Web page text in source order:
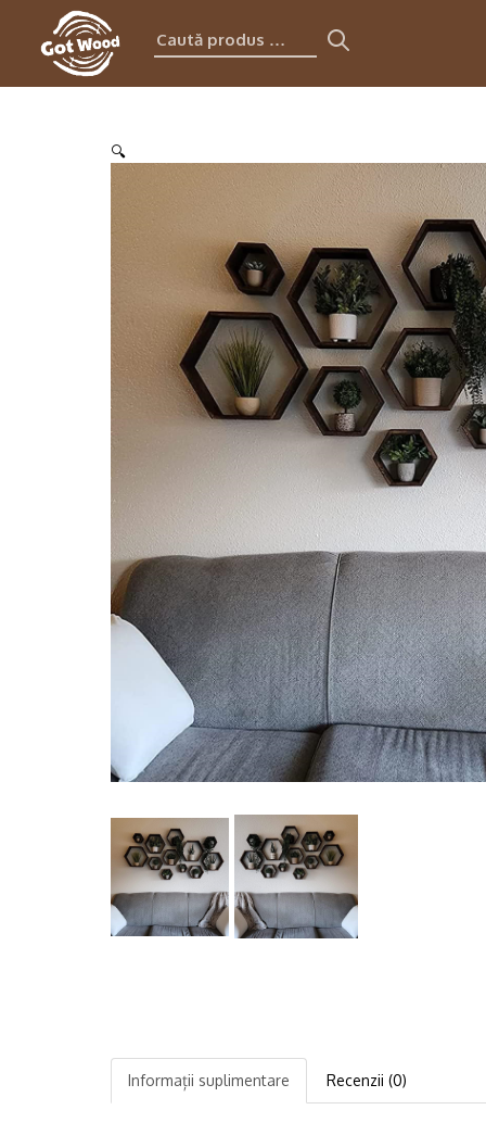
Caută
produs:
🔍
Informații suplimentare Recenzii (0)